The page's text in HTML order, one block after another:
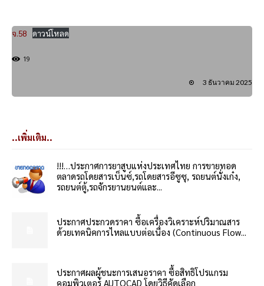
จ.58 ดาวน์โหลด
19
3 ธันวาคม 2025
..เพิ่มเติม..
!!!…ประกาศการยาสูบแห่งประเทศไทย การขายทอด
ตลาดรถโดยสารเบ็นซ์,รถโดยสารอีซูซุ, รถยนต์นั่งเก๋ง,
รถยนต์ตู้,รถจักรยานยนต์และ...
ประกาศประกวดราคา ซื้อเครื่องวิเคราะห์ปริมาณสาร
ด้วยเทคนิคการไหลแบบต่อเนื่อง (Continuous Flow...
ประกาศผลผู้ชนะการเสนอราคา ซื้อสิทธิโปรแกรม
คอมพิวเตอร์ AUTOCAD โดยวิธีคัดเลือก